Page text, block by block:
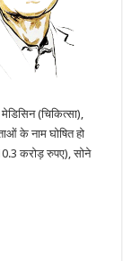
(चिकित्सा),
के नाम घोषित हो
करोड़ रुपए), सोने